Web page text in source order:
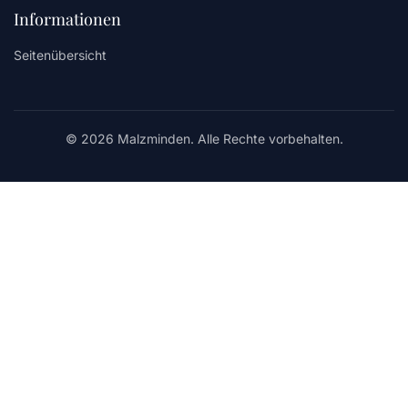
Informationen
Seitenübersicht
© 2026 Malzminden. Alle Rechte vorbehalten.